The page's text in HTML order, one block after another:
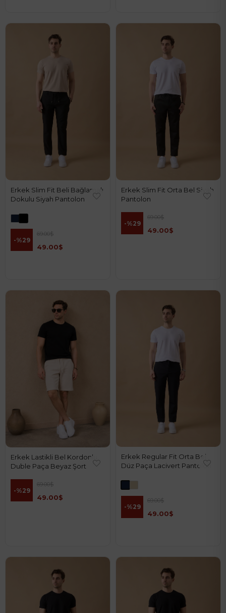
Erkek Slim Fit Beli Bağlamalı
Dokulu Siyah Pantolon
%29
49.00$
69.00$
Erkek Slim Fit Orta Bel Siyah
Pantolon
%29
49.00$
69.00$
Erkek Lastikli Bel Kordonlu
Duble Paça Beyaz Şort
%29
49.00$
69.00$
Erkek Regular Fit Orta Bel
Düz Paça Lacivert Pantolon
%29
49.00$
69.00$